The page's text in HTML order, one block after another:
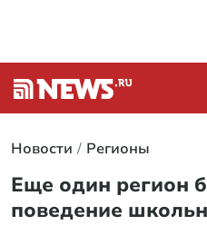
Новости Регионы
Еще один регион
поведение